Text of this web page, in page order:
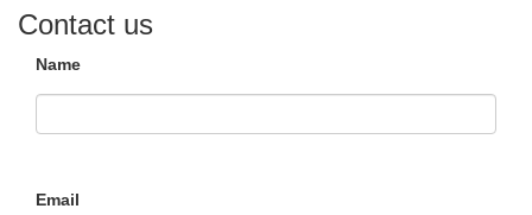
Contact us
Name
Email